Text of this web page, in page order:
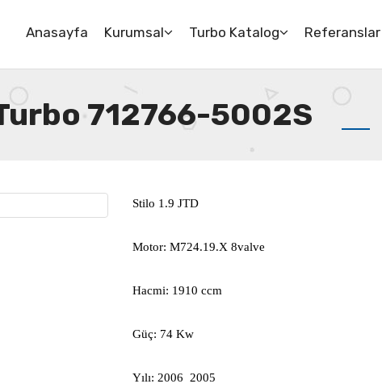
Anasayfa Kurumsal Turbo Katalog Referanslar
712766-5002S
Stilo 1.9 JTD
Motor: M724.19.X 8valve
Hacmi: 1910 ccm
Güç: 74 Kw
Yılı: 2006 2005